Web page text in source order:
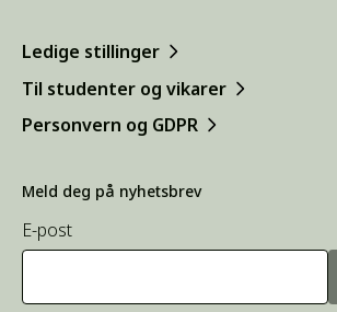
Ledige stillinger
Til studenter og vikarer
Personvern og GDPR
Meld deg på nyhetsbrev
E-post